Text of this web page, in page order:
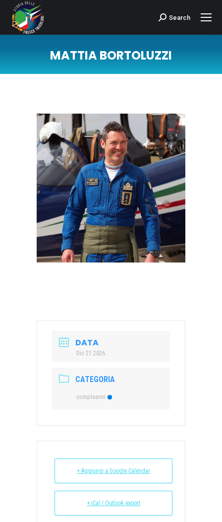
Cerca:Search
MATTIA BORTOLUZZI
DATA
Dic 21 2026
CATEGORIA
compleanni
+ Aggiungi a Google Calendar
+ iCal / Outlook export